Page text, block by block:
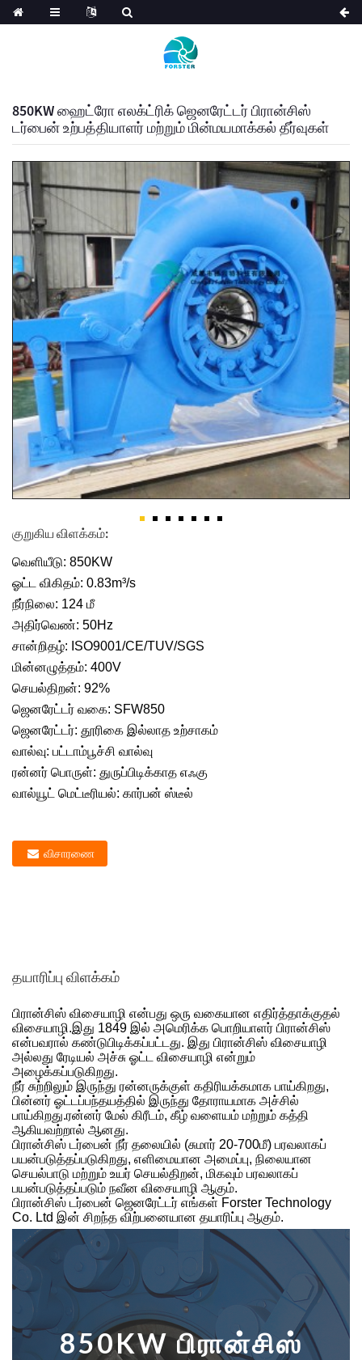
850KW ஹைட்ரோ எலக்ட்ரிக் ஜெனரேட்டர் பிரான்சிஸ்
டர்பைன் உற்பத்தியாளர் மற்றும் மின்மயமாக்கல் தீர்வுகள்
குறுகிய விளக்கம்:
வெளியீடு: 850KW
ஓட்ட விகிதம்: 0.83m³/s
நீர்நிலை: 124 மீ
அதிர்வெண்: 50Hz
சான்றிதழ்: ISO9001/CE/TUV/SGS
மின்னழுத்தம்: 400V
செயல்திறன்: 92%
ஜெனரேட்டர் வகை: SFW850
ஜெனரேட்டர்: தூரிகை இல்லாத உற்சாகம்
வால்வு: பட்டாம்பூச்சி வால்வு
ரன்னர் பொருள்: துருப்பிடிக்காத எஃகு
வால்யூட் மெட்டீரியல்: கார்பன் ஸ்டீல்
விசாரணை
தயாரிப்பு விளக்கம்
பிரான்சிஸ் விசையாழி என்பது ஒரு வகையான எதிர்த்தாக்குதல்
விசையாழி.இது 1849 இல் அமெரிக்க பொறியாளர் பிரான்சிஸ்
என்பவரால் கண்டுபிடிக்கப்பட்டது. இது பிரான்சிஸ் விசையாழி
அல்லது ரேடியல் அச்சு ஓட்ட விசையாழி என்றும்
அழைக்கப்படுகிறது.
நீர் சுற்றிலும் இருந்து ரன்னருக்குள் கதிரியக்கமாக பாய்கிறது,
பின்னர் ஓட்டப்பந்தயத்தில் இருந்து தோராயமாக அச்சில்
பாய்கிறது.ரன்னர் மேல் கிரீடம், கீழ் வளையம் மற்றும் கத்தி
ஆகியவற்றால் ஆனது.
பிரான்சிஸ் டர்பைன் நீர் தலையில் (சுமார் 20-700மீ) பரவலாகப்
பயன்படுத்தப்படுகிறது, எளிமையான அமைப்பு, நிலையான
செயல்பாடு மற்றும் உயர் செயல்திறன், மிகவும் பரவலாகப்
பயன்படுத்தப்படும் நவீன விசையாழி ஆகும்.
பிரான்சிஸ் டர்பைன் ஜெனரேட்டர் எங்கள் Forster Technology
Co. Ltd இன் சிறந்த விற்பனையான தயாரிப்பு ஆகும்.
850KW பிரான்சிஸ்